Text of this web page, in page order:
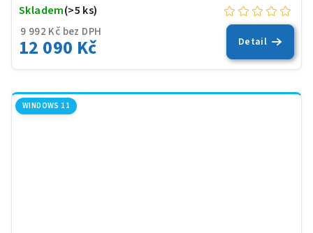
9 992 Kč bez DPH
12 090 Kč
Skladem(>5 ks)
Detail
WINDOWS 11